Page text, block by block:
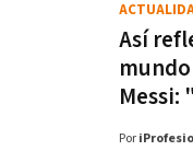
Así
Messi:
Por